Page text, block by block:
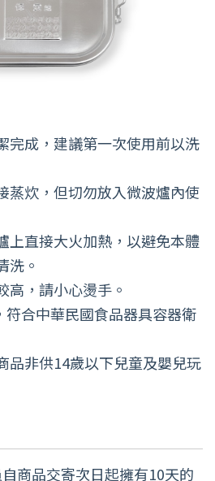
完成，建議第一次使用前以洗
蒸炊，但切勿放入微波爐內使
上直接大火加熱，以避免本體
洗。
高，請小心燙手。
符合中華民國食品器具容器衛
非供14歲以下兒童及嬰兒玩
商品交寄次日起擁有10天的